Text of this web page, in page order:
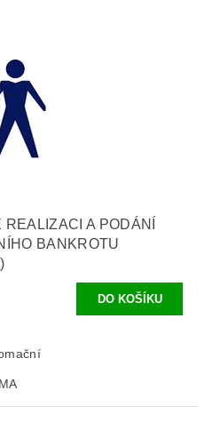
A PODÁNÍ
BANKROTU